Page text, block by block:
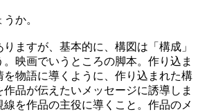
か。
ますが、基本的に、構図は「構成」
映画でいうところの脚本。作り込ま
物語に導くように、作り込まれた構
品が伝えたいメッセージに誘導しま
を作品の主役に導くこと。作品のメ